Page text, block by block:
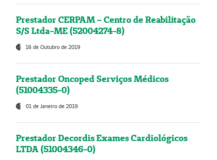
Prestador CERPAM – Centro de Reabilitação
S/S Ltda-ME (52004274-8)
18 de Outubro de 2019
Prestador Oncoped Serviços Médicos
(51004335-0)
01 de Janeiro de 2019
Prestador Decordis Exames Cardiológicos
LTDA (51004346-0)